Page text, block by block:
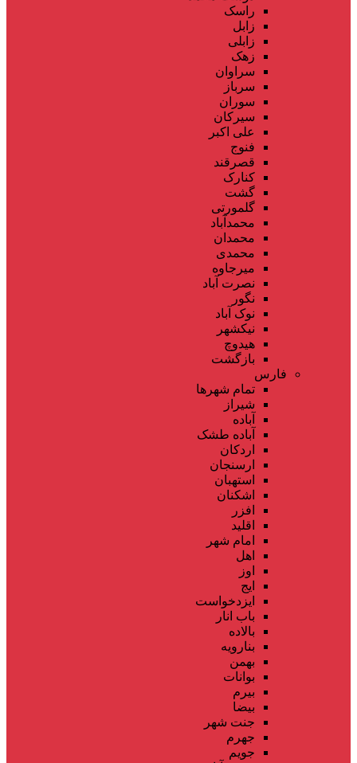
راسک
زابل
زابلی
زهک
سراوان
سرباز
سوران
سیرکان
علی اکبر
فنوج
قصرقند
کنارک
گشت
گلمورتی
محمدآباد
محمدان
محمدی
میرجاوه
نصرت آباد
نگور
نوک آباد
نیکشهر
هیدوچ
بازگشت
فارس
تمام شهر‌ها
شیراز
آباده
آباده طشک
اردکان
ارسنجان
استهبان
اشکنان
افزر
اقلید
امام شهر
اهل
اوز
ایج
ایزدخواست
باب انار
بالاده
بنارویه
بهمن
بوانات
بیرم
بیضا
جنت شهر
جهرم
جویم